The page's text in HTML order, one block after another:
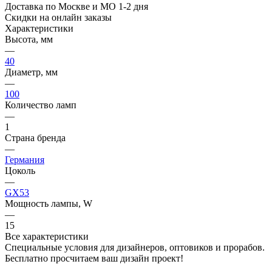
Доставка по Москве и МО 1-2 дня
Скидки на онлайн заказы
Характеристики
Высота, мм
—
40
Диаметр, мм
—
100
Количество ламп
—
1
Страна бренда
—
Германия
Цоколь
—
GX53
Мощность лампы, W
—
15
Все характеристики
Специальные условия для дизайнеров, оптовиков и прорабов.
Бесплатно просчитаем ваш дизайн проект!